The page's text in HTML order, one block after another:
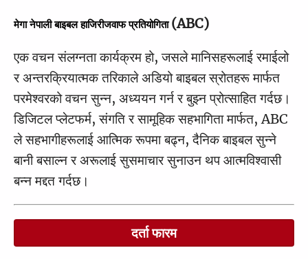
मेगा नेपाली बाइबल हाजिरीजवाफ प्रतियोगिता (ABC)
एक वचन संलग्नता कार्यक्रम हो, जसले मानिसहरूलाई रमाईलो
र अन्तरक्रियात्मक तरिकाले अडियो बाइबल स्रोतहरू मार्फत
परमेश्वरको वचन सुन्न, अध्ययन गर्न र बुझ्न प्रोत्साहित गर्दछ।
डिजिटल प्लेटफर्म, संगति र सामूहिक सहभागिता मार्फत, ABC
ले सहभागीहरूलाई आत्मिक रूपमा बढ्न, दैनिक बाइबल सुन्ने
बानी बसाल्न र अरूलाई सुसमाचार सुनाउन थप आत्मविश्वासी
बन्न मद्दत गर्दछ।
दर्ता फारम